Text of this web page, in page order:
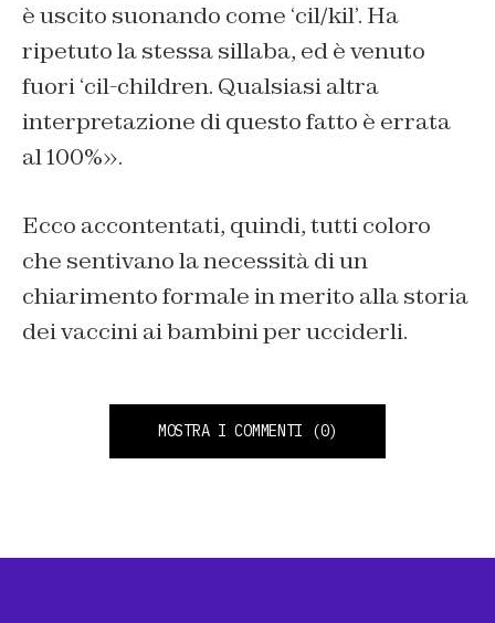
è uscito suonando come ‘cil/kil’. Ha
ripetuto la stessa sillaba, ed è venuto
fuori ‘cil-children. Qualsiasi altra
interpretazione di questo fatto è errata
al 100%».
Ecco accontentati, quindi, tutti coloro
che sentivano la necessità di un
chiarimento formale in merito alla storia
dei vaccini ai bambini per ucciderli.
MOSTRA I COMMENTI (0)